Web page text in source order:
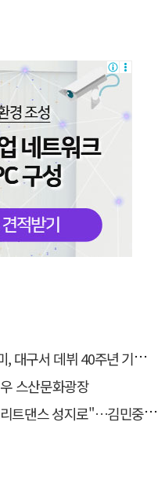
서 데뷔 40주년 기념 무대
스산문화광장
"…김민중 대구경북스트릿댄스협회장